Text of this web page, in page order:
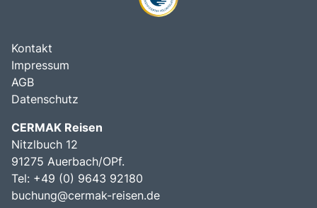
Kontakt
Impressum
AGB
Datenschutz
CERMAK Reisen
Nitzlbuch 12
91275 Auerbach/OPf.
Tel: +49 (0) 9643 92180
buchung@cermak-reisen.de